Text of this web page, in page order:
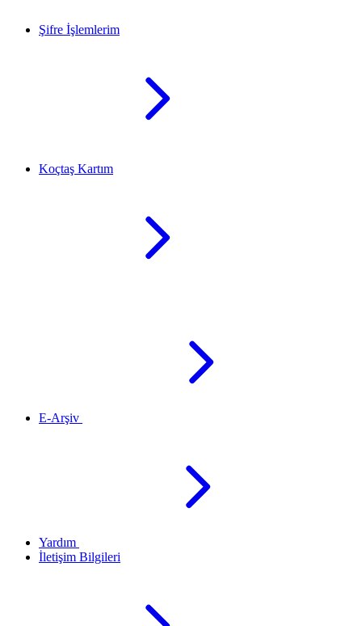
Şifre İşlemlerim
Koçtaş Kartım
E-Arşiv
Yardım
İletişim Bilgileri